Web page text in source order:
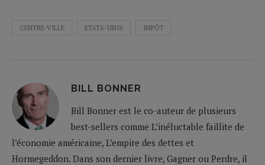
CENTRE-VILLE ETATS-UNIS IMPÔT
BILL BONNER
Bill Bonner est le co-auteur de plusieurs
best-sellers comme L’inéluctable faillite de
l’économie américaine, L’empire des dettes et
Hormegeddon. Dans son dernier livre, Gagner ou Perdre, il